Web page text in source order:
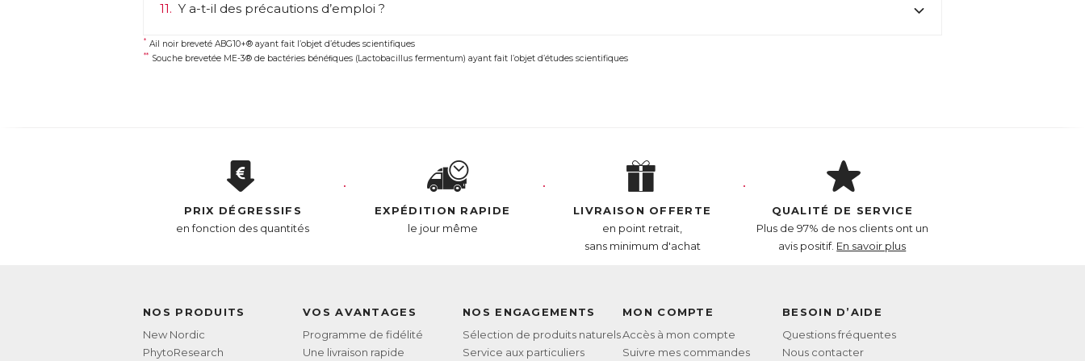
* Ail noir breveté ABG10+® ayant fait l’objet d’études scientifiques
11. Y a-t-il des précautions d’emploi ?
* Ail noir breveté ABG10+® ayant fait l’objet d’études scientifiques
** Souche brevetée ME-3® de bactéries bénéﬁques (Lactobacillus fermentum) ayant fait l’objet d’études scientifiques
PRIX DÉGRESSIFS
en fonction des quantités
EXPÉDITION RAPIDE
le jour même
LIVRAISON OFFERTE
en point retrait,
sans minimum d'achat
QUALITÉ DE SERVICE
Plus de 97% de nos clients ont un
avis positif. En savoir plus
NOS PRODUITS
New Nordic
PhytoResearch
VOS AVANTAGES
Programme de fidélité
Une livraison rapide
NOS ENGAGEMENTS
Sélection de produits naturels
Service aux particuliers
MON COMPTE
Accès à mon compte
Suivre mes commandes
BESOIN D’AIDE
Questions fréquentes
Nous contacter